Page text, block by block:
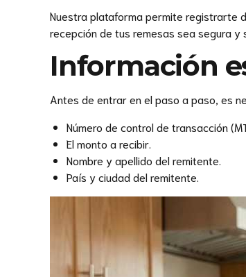
Nuestra plataforma permite registrarte
recepción de tus remesas sea segura y
Información
Antes de entrar en el paso a paso, es
Número de control de transacción
El monto a recibir.
Nombre y apellido del remitente.
País y ciudad del remitente.